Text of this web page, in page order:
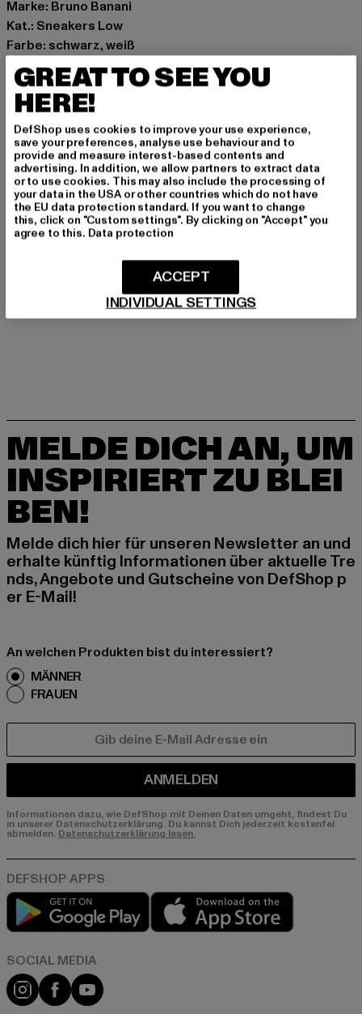
Marke: Bruno Banani
Kat.: Sneakers Low
Farbe: schwarz, weiß
Hersteller Farbe: white/black
Obermaterial: Kunstleder
Innenfutter: Textil, Polyester
Art.Nr: BB-012-01248
Hersteller: Noctane |Nando@noctane-distributions.com
Am Hof 41683 | 1100 Vienna | AT
GRÖSSE & PASSFORM
LIEFERUNG & RÜCKGABE
MELDE DICH AN, UM
INSPIRIERT ZU BLEI
BEN!
Melde dich hier für unseren Newsletter an und
erhalte künftig Informationen über aktuelle Tre
nds, Angebote und Gutscheine von DefShop p
er E-Mail!
An welchen Produkten bist du interessiert?
MÄNNER
FRAUEN
ANMELDEN
Informationen dazu, wie DefShop mit Deinen Daten umgeht, findest Du
in unserer Datenschutzerklärung. Du kannst Dich jederzeit kostenfei
abmelden. Datenschutzerklärung lesen.
Play market
Instagram
FacebookYouTube
GREAT TO SEE YOU
HERE!
DefShop uses cookies to improve your use experience,
save your preferences, analyse use behaviour and to
provide and measure interest-based contents and
advertising. In addition, we allow partners to extract data
or to use cookies. This may also include the processing of
your data in the USA or other countries which do not have
the EU data protection standard. If you want to change
this, click on "Custom settings". By clicking on "Accept" you
agree to this. Data protection
INDIVIDUAL SETTINGS
ACCEPT